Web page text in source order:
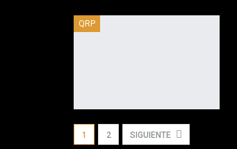
QRP
1 2 SIGUIENTE